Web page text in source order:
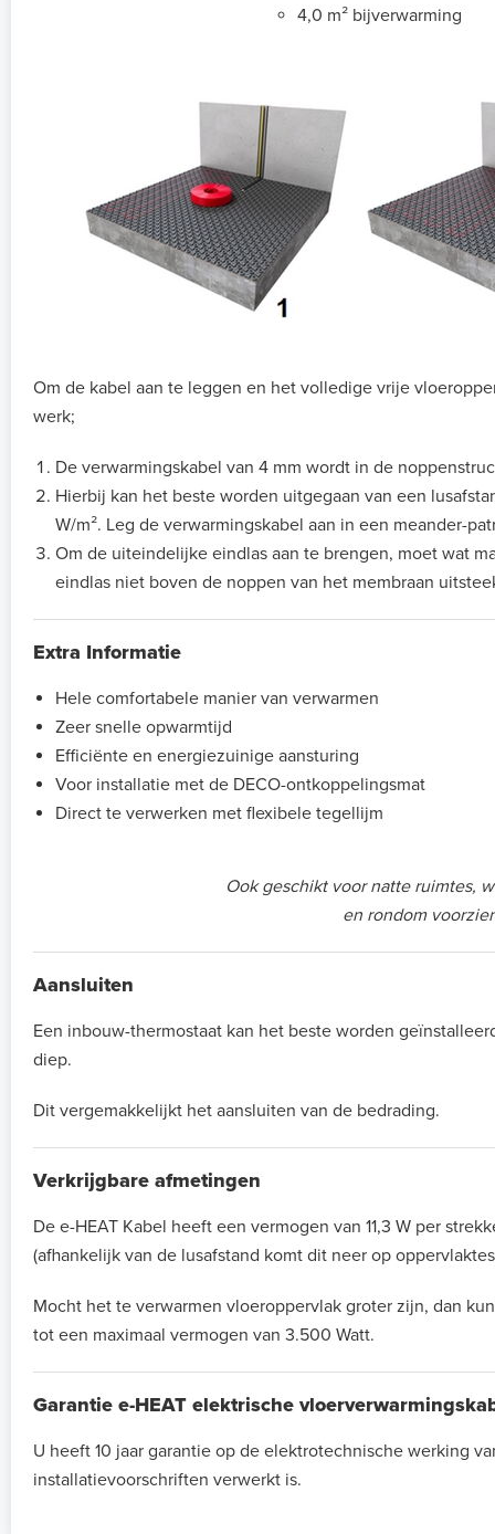
4,0 m² bijverwarming
Om de kabel aan te leggen en het volledige vrije
werk;
De verwarmingskabel van 4 mm wordt in de
Hierbij kan het beste worden uitgegaan van een
W/m². Leg de verwarmingskabel aan in een meander-
Om de uiteindelijke eindlas aan te brengen, moet wat
eindlas niet boven de noppen van het membraan
Extra Informatie
Hele comfortabele manier van verwarmen
Zeer snelle opwarmtijd
Efficiënte en energiezuinige aansturing
Voor installatie met de DECO-ontkoppelingsmat
Direct te verwerken met flexibele tegellijm
Ook geschikt voor natte ruimtes,
en rondom
Aansluiten
Een inbouw-thermostaat kan het beste worden
diep.
Dit vergemakkelijkt het aansluiten van de bedrading.
Verkrijgbare afmetingen
De e-HEAT Kabel heeft een vermogen van 11,3 W per
(afhankelijk van de lusafstand komt dit neer op oppervlaktes
Mocht het te verwarmen vloeroppervlak groter zijn, dan
tot een maximaal vermogen van 3.500 Watt.
Garantie e-HEAT elektrische
U heeft 10 jaar garantie op de elektrotechnische werking
installatievoorschriften verwerkt is.